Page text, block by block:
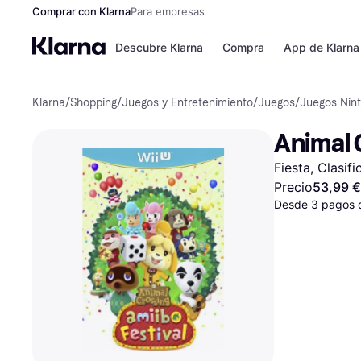
Comprar con KlarnaPara empresas
Descubre Klarna
Formas de
Paga ahora
Paga en 3 plazos
Paga en 30 días
Financiación
Klarna en Apple
Compra
Tiendas
Shein
Zalando
Zara
JD Sports
App de Klarna
Klarna/Shopping/Juegos y Entretenimiento/Juegos/Juegos
Animal
Fiesta,
Precio53,99 €
Desde 3 pagos